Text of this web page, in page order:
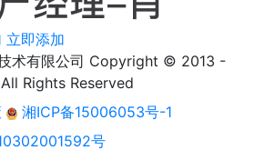
立即添加
术有限公司 Copyright © 2013 -
Rights Reserved
湘ICP备15006053号-1
号